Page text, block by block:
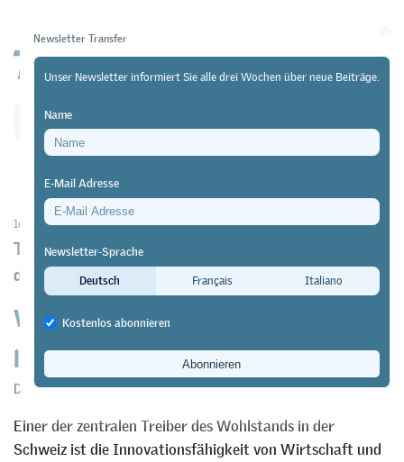
Newsletter
16/02/24 Praxis https://doi.org/10.64829/10458
Teacher Academies: So kommen Innovationen in
der Berufsbildungspraxis an
Was Thomas Nüesch in Finnland
lernte
Daniel Fleischmann
Einer der zentralen Treiber des Wohlstands in der
Schweiz ist die Innovationsfähigkeit von Wirtschaft und
Newsletter Transfer
Unser Newsletter informiert Sie alle drei Wochen über neue Beiträge.
Name
E-Mail Adresse
Newsletter-Sprache
Deutsch
Français Italiano
Kostenlos abonnieren